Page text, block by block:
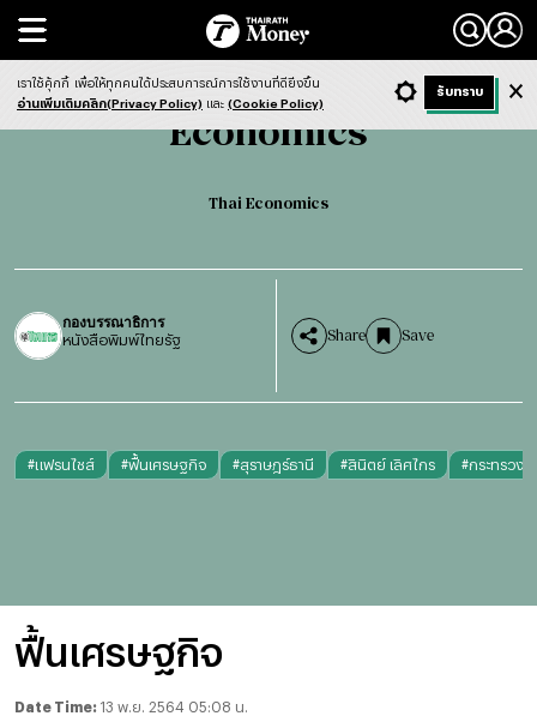
Search
Economics Thai Economics
Economics
Thai Economics
กองบรรณาธิการ
หนังสือพิมพ์ไทยรัฐ Share Save
#แฟรนไชส์ #ฟื้นเศรษฐกิจ #สุราษฎร์ธานี #สินิตย์ เลิศไกร #กระทรวง
ฟื้นเศรษฐกิจ
Date Time: 13 พ.ย. 2564 05:08 น.
- ก + ก Dark ฟังข่าว
เราใช้คุ้กกี้ เพื่อให้ทุกคนได้ประสบการณ์การใช้งานที่ดียิ่งขึ้น
อ่านเพิ่มเติมคลิก(Privacy Policy) และ (Cookie Policy)
รับทราบ